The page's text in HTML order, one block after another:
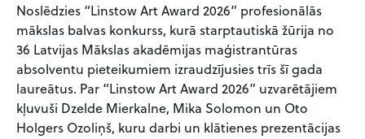
Noslēdzies “Linstow Art Award 2026” profesionālās
mākslas balvas konkurss, kurā starptautiskā žūrija no
36 Latvijas Mākslas akadēmijas maģistrantūras
absolventu pieteikumiem izraudzījusies trīs šī gada
laureātus. Par “Linstow Art Award 2026” uzvarētājiem
kļuvuši Dzelde Mierkalne, Mika Solomon un Oto
Holgers Ozoliņš, kuru darbi un klātienes prezentācijas